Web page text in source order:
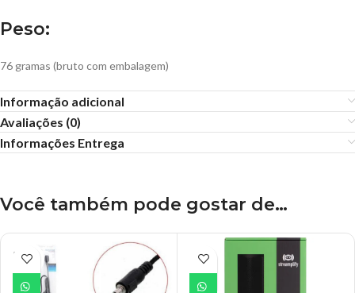
Peso:
76 gramas (bruto com embalagem)
Informação adicional
Avaliações (0)
Informações Entrega
Você também pode gostar de…
ESGO
TADO